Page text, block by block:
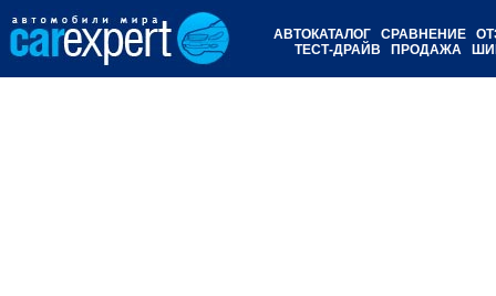
АВТОКАТАЛОГ СРАВНЕНИЕ
ТЕСТ-ДРАЙВ
ПРОДАЖА